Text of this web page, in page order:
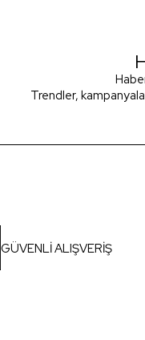
Trendler,
GÜVENLİ ALIŞVERİŞ